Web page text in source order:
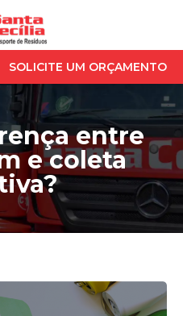
SOLICITE UM ORÇAMENTO
entre
e coleta